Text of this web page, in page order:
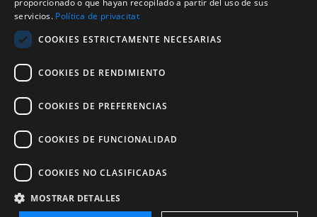
Síguenos
Con el soporte de:
FRENCH
proporcionado o que hayan recopilado a partir del uso de sus
servicios. Política de privacitat
COOKIES ESTRICTAMENTE NECESARIAS
COOKIES DE RENDIMIENTO
COOKIES DE PREFERENCIAS
COOKIES DE FUNCIONALIDAD
COOKIES NO CLASIFICADAS
MOSTRAR DETALLES